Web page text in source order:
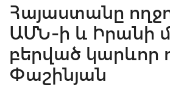
Հայաստանը
ԱՄՆ-ի և Իրանի
բերված կարևոր
Փաշինյան